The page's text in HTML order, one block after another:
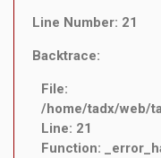
Line Number: 21
Backtrace:
File:
/home/tadx/web/
Line: 21
Function: